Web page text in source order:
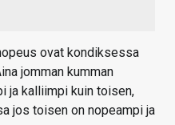
ovat kondiksessa
jomman kumman
ja kalliimpi kuin toisen,
jos toisen on nopeampi ja